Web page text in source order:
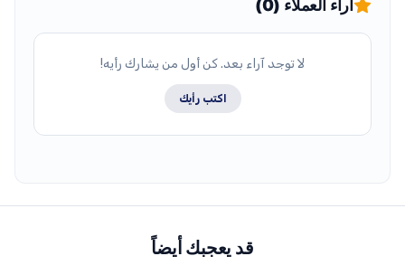
آراء العملاء (0)
لا توجد آراء بعد. كن أول من يشارك رأيه!
اكتب رأيك
قد يعجبك أيضاً